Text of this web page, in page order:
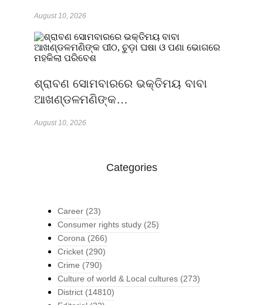
August 10, 2026
ଶ୍ରାବଣ ସୋମବାରରେ ଭକ୍ତିମୟ ବାବା
ଆଖଣ୍ଡଳମଣିଙ୍କ…
August 10, 2026
Categories
Career (23)
Consumer rights study (25)
Corona (266)
Cricket (290)
Crime (790)
Culture of world & Local cultures (273)
District (14810)